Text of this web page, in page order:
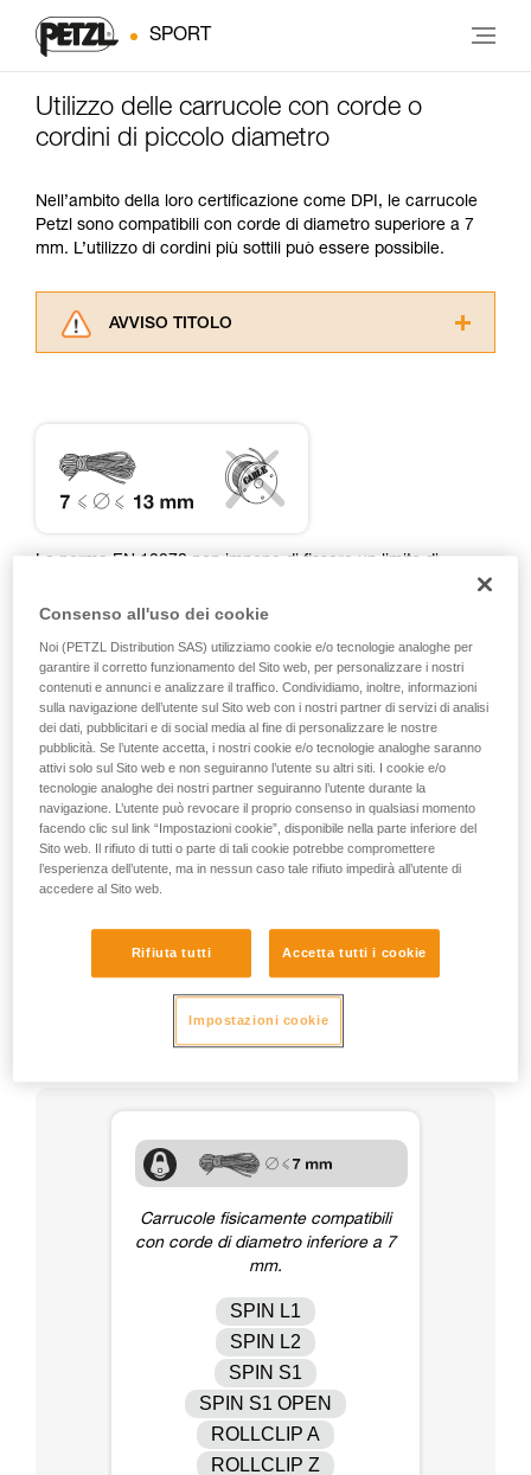
SPORT
Utilizzo delle carrucole con corde o
cordini di piccolo diametro
Nell’ambito della loro certificazione come DPI, le carrucole
Petzl sono compatibili con corde di diametro superiore a 7
mm. L’utilizzo di cordini più sottili può essere possibile.
AVVISO TITOLO
capire queste ulteriori informazioni.
La padronanza di queste tecniche richiede una
formazione ed un addestramento specifico.
capacità di rifare la manovra, da soli, in piena
Forniamo esempi di tecniche relative alla vostra
vengono qui descritte.
La norma EN 12278 non impone di fissare un limite di
carrucole Petzl mostrano una compatibilità esclusivamente
di corda (cordino, corda dinamica, corda semistatica, corda
statica...).
L’utilizzo di cordini nelle carrucole è comune: cordino
accessorio in un paranco mariner doppio, recuperi vari,
recupero o soccorso con PUR LINE e RAD LINE...
Alcune carrucole presentano uno spazio tra la puleggia e le
flange, in cui un cordino sottile può incastrarsi nel caso di
una trazione angolare. Non sono quindi compatibili con le
corde di piccolo diametro. Alcune carrucole possono essere
particolari (vedi tabella sotto). Più piccolo è il diametro della
con un diametro inferiore a 5 mm. Rispettare sempre i limiti
di utilizzo e resistenza del cordino, indicati nella nota
informativa e/o nelle indicazioni del fabbricante.
Carrucole fisicamente compatibili
con corde di diametro inferiore a 7
mm.
SPIN L1
SPIN L2
SPIN S1
SPIN S1 OPEN
ROLLCLIP A
ROLLCLIP Z
Consenso all'uso dei cookie
Noi (PETZL Distribution SAS) utilizziamo cookie e/o tecnologie analoghe per
garantire il corretto funzionamento del Sito web, per personalizzare i nostri
contenuti e annunci e analizzare il traffico. Condividiamo, inoltre, informazioni
sulla navigazione dell’utente sul Sito web con i nostri partner di servizi di analisi
dei dati, pubblicitari e di social media al fine di personalizzare le nostre
pubblicità. Se l’utente accetta, i nostri cookie e/o tecnologie analoghe saranno
attivi solo sul Sito web e non seguiranno l’utente su altri siti. I cookie e/o
tecnologie analoghe dei nostri partner seguiranno l’utente durante la
navigazione. L’utente può revocare il proprio consenso in qualsiasi momento
facendo clic sul link “Impostazioni cookie”, disponibile nella parte inferiore del
Sito web. Il rifiuto di tutti o parte di tali cookie potrebbe compromettere
l’esperienza dell’utente, ma in nessun caso tale rifiuto impedirà all’utente di
accedere al Sito web.
Rifiuta tutti Accetta tutti i cookie
Impostazioni cookie